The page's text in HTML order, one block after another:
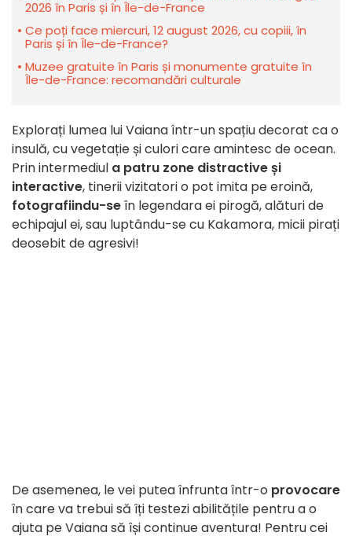
2026 în Paris și în Île-de-France
Ce poți face miercuri, 12 august 2026, cu copiii, în
Paris și în Île-de-France?
Muzee gratuite în Paris și monumente gratuite în
Île-de-France: recomandări culturale
Explorați lumea lui Vaiana într-un spațiu decorat ca o
insulă, cu vegetație și culori care amintesc de ocean.
Prin intermediul a patru zone distractive și
interactive, tinerii vizitatori o pot imita pe eroină,
fotografiindu-seîn legendara ei pirogă, alături de
echipajul ei, sau luptându-se cu Kakamora, micii pirați
deosebit de agresivi!
De asemenea, le vei putea înfrunta într-o provocare
în care va trebui să îți testezi abilitățile pentru a o
ajuta pe Vaiana să își continue aventura! Pentru cei